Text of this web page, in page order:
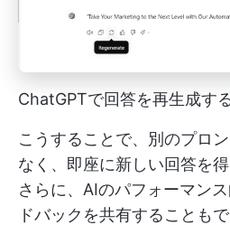
ChatGPTで回答を再生成す
こうすることで、別のプロ
なく、即座に新しい回答を
さらに、AIのパフォーマン
ドバックを共有することもで